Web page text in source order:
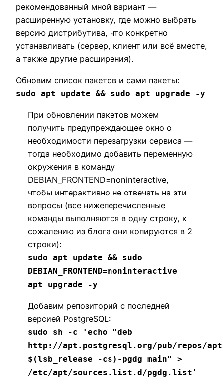
рекомендованный мной вариант —
расширенную установку, где можно выбрать
версию дистрибутива, что конкретно
устанавливать (сервер, клиент или всё вместе,
а также другие расширения).
Обновим список пакетов и сами пакеты:
sudo apt update && sudo apt upgrade -y
При обновлении пакетов можем
получить предупреждающее окно о
необходимости перезагрузки сервиса —
тогда необходимо добавить переменную
окружения в команду
DEBIAN_FRONTEND=noninteractive,
чтобы интерактивно не отвечать на эти
вопросы (все нижеперечисленные
команды выполняются в одну строку, к
сожалению из блога они копируются в 2
строки):
sudo apt update && sudo
DEBIAN_FRONTEND=noninteractive
apt upgrade -y
Добавим репозиторий с последней
версией PostgreSQL:
sudo sh -c 'echo "deb
http://apt.postgresql.org/pub/repos/apt
$(lsb_release -cs)-pgdg main" >
/etc/apt/sources.list.d/pgdg.list'